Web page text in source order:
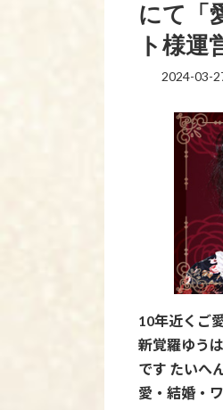
にて「
ト様運
2024-03-
10年近くご
新覚羅ゆう
です たいへ
愛・結婚・